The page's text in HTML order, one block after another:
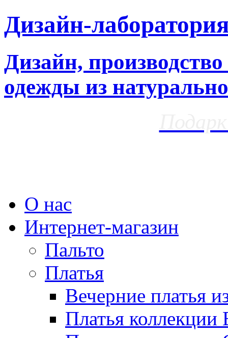
Дизайн-
Дизайн,
одежды из
О нас
Интернет-магазин
Пальто
Платья
Вечерние платья
Платья коллекции